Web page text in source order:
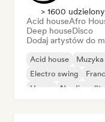
> 1600
Acid houseAfro
Deep houseDisco
Dodaj artystów do
Acid house
Electro swing
House
Nu-disco/